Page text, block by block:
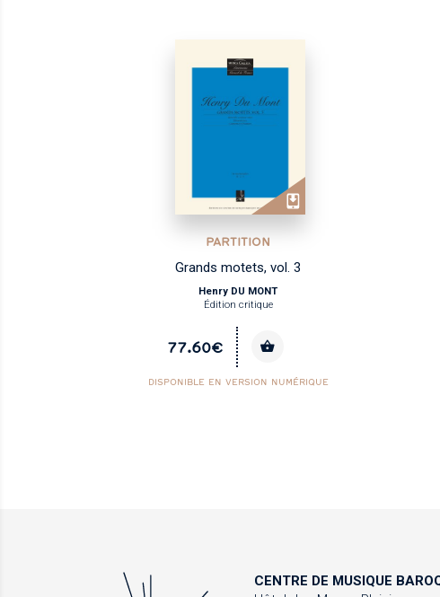
PARTITION
Grands motets, vol. 3
Henry DU MONT
Édition critique
77.60€
DISPONIBLE EN VERSION NUMÉRIQUE
CENTRE DE MUSIQUE